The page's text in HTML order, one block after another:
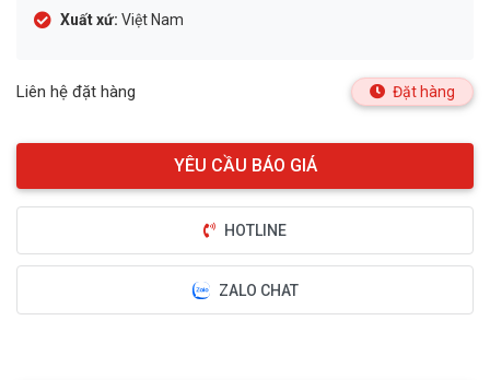
Xuất xứ: Việt Nam
Liên hệ đặt hàng Đặt hàng
HOTLINE
ZALO CHAT